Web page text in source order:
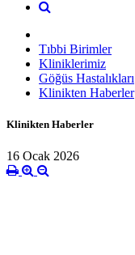
Tıbbi Birimler
Kliniklerimiz
Göğüs Hastalıkları
Klinikten Haberler
Klinikten Haberler
16 Ocak 2026